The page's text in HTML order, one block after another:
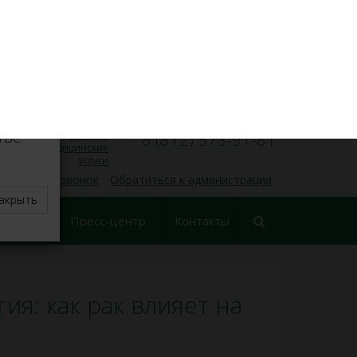
медицинские
услуги
8 (812) 573-91-81
обратный звонок Обратиться к администрации
Пресс-центр Контакты
как рак влияет на